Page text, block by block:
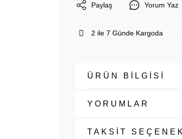
Paylaş Yorum Yaz
2 ile 7 Günde Kargoda
ÜRÜN BİLGİSİ
YORUMLAR
TAKSİT